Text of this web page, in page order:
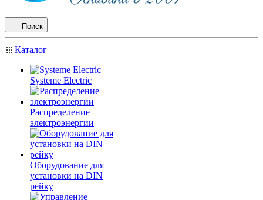
Поиск
Каталог
Systeme Electric
Распределение
электроэнергии
Оборудование для
установки на DIN
рейку